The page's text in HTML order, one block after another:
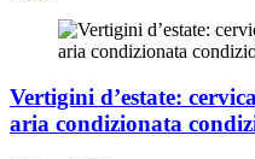
Vertigini d’estate:
aria condizionata